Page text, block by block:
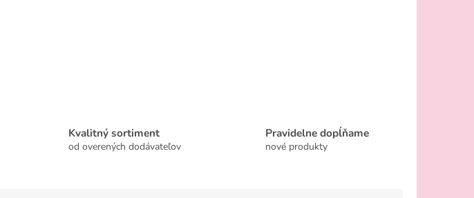
Kvalitný sortiment
od overených dodávateľov
Pravidelne dopĺňame
nové produkty